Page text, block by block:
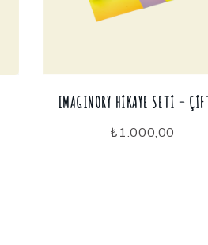
IMAGINORY HIKAYE SETI –
₺1.000,00